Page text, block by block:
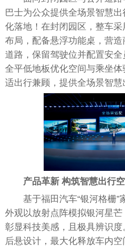
巴士为公众提供全场景智慧
化落地！在封闭园区，整车
布局，配备悬浮功能桌，营
道路，保留驾驶位并配置安
全平低地板优化空间与乘坐
适出行兼顾，提供全场景智慧
产品革新 构筑智慧出行
基于福田汽车“银河格栅
外观以放射点阵模拟银河星芒
彰显科技美感，且极具辨识
后悬设计，最大化释放车内